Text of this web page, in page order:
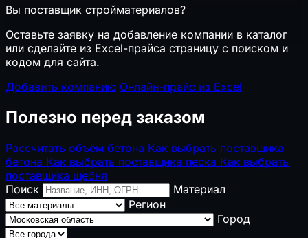
Вы поставщик стройматериалов?
Оставьте заявку на добавление компании в каталог
или сделайте из Excel-прайса страницу с поиском и
кодом для сайта.
Добавить компанию Онлайн-прайс из Excel
Полезно перед заказом
Рассчитать объём бетона Как выбрать поставщика
бетона Как выбрать поставщика песка Как выбрать
поставщика щебня
Поиск
Материал
Регион
Город